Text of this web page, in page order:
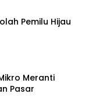
Pemilu Hijau
Meranti
Pasar